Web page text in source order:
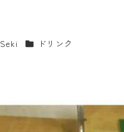
カテゴリー
ドリンク